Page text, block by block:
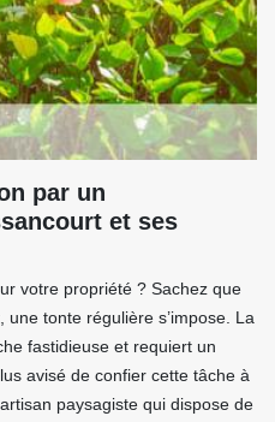
par un
et ses
votre propriété ? Sachez que
tonte régulière s’impose. La
fastidieuse et requiert un
avisé de confier cette tâche à
paysagiste qui dispose de